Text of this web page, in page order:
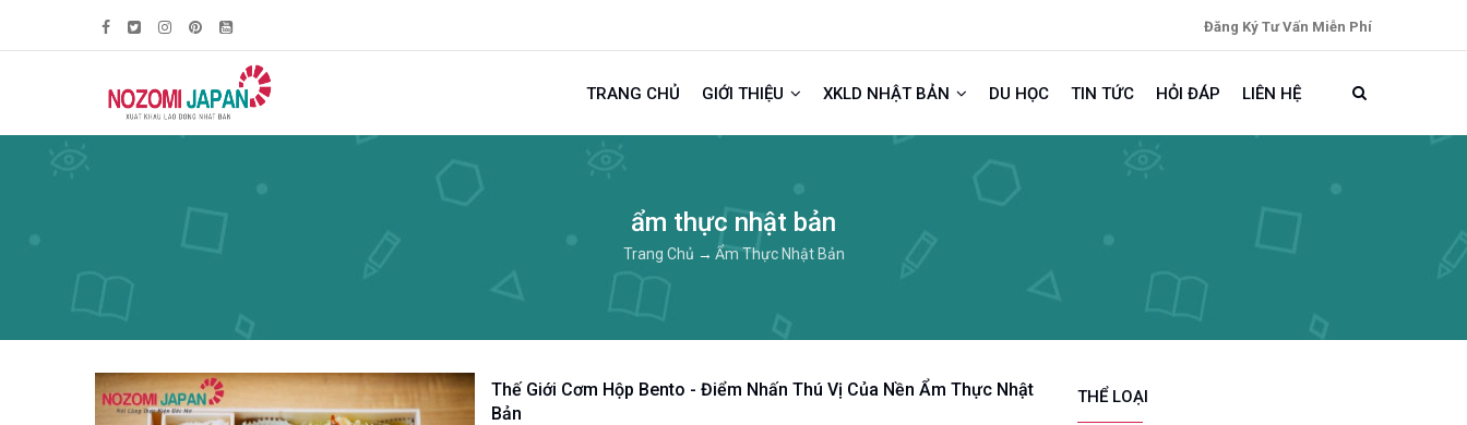
Đăng Ký Tư Vấn Miễn Phí
TRANG CHỦ GIỚI THIỆU XKLD NHẬT BẢN DU HỌC TIN TỨC HỎI ĐÁP LIÊN HỆ
ẩm thực nhật bản
Trang Chủ → Ẩm Thực Nhật Bản
Thế Giới Cơm Hộp Bento - Điểm Nhấn Thú Vị Của Nền Ẩm Thực Nhật
Bản
THỂ LOẠI